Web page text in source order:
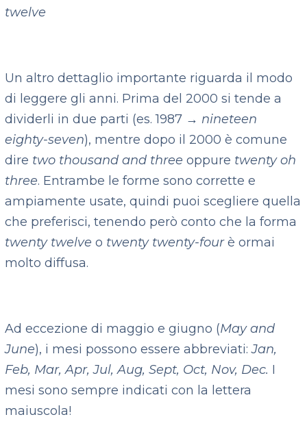
twelve
Un altro dettaglio importante riguarda il modo
di leggere gli anni. Prima del 2000 si tende a
dividerli in due parti (es. 1987 → nineteen
eighty-seven), mentre dopo il 2000 è comune
dire two thousand and three oppure twenty oh
three. Entrambe le forme sono corrette e
ampiamente usate, quindi puoi scegliere quella
che preferisci, tenendo però conto che la forma
twenty twelve o twenty twenty-fourè ormai
molto diffusa.
Ad eccezione di maggio e giugno (May and
June), i mesi possono essere abbreviati:Jan,
Feb, Mar, Apr, Jul, Aug, Sept, Oct, Nov, Dec. I
mesi sono sempre indicati con la lettera
maiuscola!